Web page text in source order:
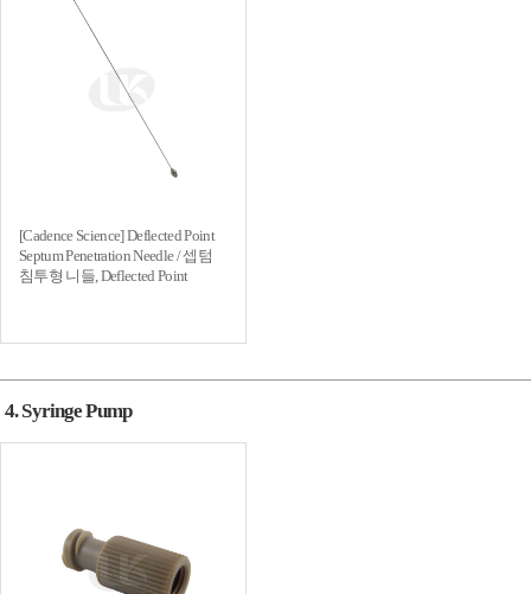
[Cadence Science] Deflected Point
Septum Penetration Needle / 셉텀
침투형 니들, Deflected Point
4. Syringe Pump